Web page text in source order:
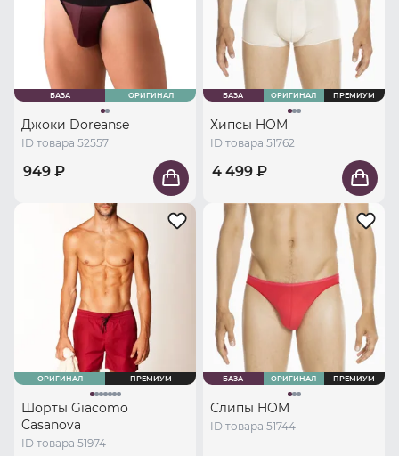
БАЗА ОРИГИНАЛ
Джоки Doreanse
ID товара 52557
949 ₽
БАЗА ОРИГИНАЛ ПРЕМИУМ
Хипсы HOM
ID товара 51762
4 499 ₽
ОРИГИНАЛ ПРЕМИУМ
Шорты Giacomo
Casanova
ID товара 51974
БАЗА ОРИГИНАЛ ПРЕМИУМ
Слипы HOM
ID товара 51744